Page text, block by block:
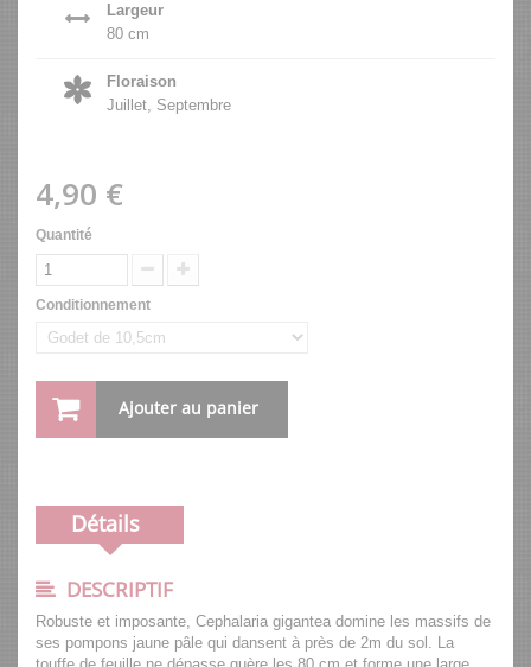
Largeur
80 cm
Floraison
Juillet, Septembre
4,90 €
Quantité
Conditionnement
Ajouter au panier
Détails
DESCRIPTIF
Robuste et imposante, Cephalaria gigantea domine les massifs de
ses pompons jaune pâle qui dansent à près de 2m du sol. La